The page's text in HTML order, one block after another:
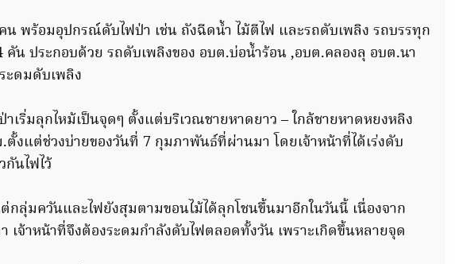
น พร้อมอุปกรณ์ดับไฟป่า เช่น ถังฉีดน้ำ ไม้ตีไฟ และรถดับเพลิง รถบรรทุก
คัน ประกอบด้วย รถดับเพลิงของ อบต.บ่อน้ำร้อน ,อบต.คลองลุ อบต.นา
ะดมดับเพลิง
าเริ่มลุกไหม้เป็นจุดๆ ตั้งแต่บริเวณชายหาดยาว – ใกล้ชายหาดหยงหลิง
งแต่ช่วงบ่ายของวันที่ 7 กุมภาพันธ์ที่ผ่านมา โดยเจ้าหน้าที่ได้เร่งดับ
นไฟไว้
ลุ่มควันและไฟยังสุมตามขอนไม้ได้ลุกโชนขึ้นมาอีกในวันนี้ เนื่องจาก
เจ้าหน้าที่จึงต้องระดมกำลังดับไฟตลอดทั้งวัน เพราะเกิดขึ้นหลายจุด